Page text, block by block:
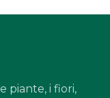
piante, i fiori,